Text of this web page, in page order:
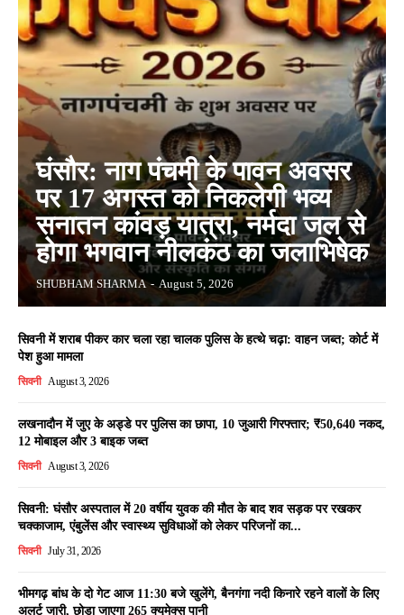
घंसौर: नाग पंचमी के पावन अवसर
पर 17 अगस्त को निकलेगी भव्य
सनातन कांवड़ यात्रा, नर्मदा जल से
होगा भगवान नीलकंठ का जलाभिषेक
SHUBHAM SHARMA - August 5, 2026
सिवनी में शराब पीकर कार चला रहा चालक पुलिस के हत्थे चढ़ा: वाहन जब्त; कोर्ट में
पेश हुआ मामला
सिवनी August 3, 2026
लखनादौन में जुए के अड्डे पर पुलिस का छापा, 10 जुआरी गिरफ्तार; ₹50,640 नकद,
12 मोबाइल और 3 बाइक जब्त
सिवनी August 3, 2026
सिवनी: घंसौर अस्पताल में 20 वर्षीय युवक की मौत के बाद शव सड़क पर रखकर
चक्काजाम, एंबुलेंस और स्वास्थ्य सुविधाओं को लेकर परिजनों का...
सिवनी July 31, 2026
भीमगढ़ बांध के दो गेट आज 11:30 बजे खुलेंगे, बैनगंगा नदी किनारे रहने वालों के लिए
अलर्ट जारी, छोड़ा जाएगा 265 क्यूमेक्स पानी